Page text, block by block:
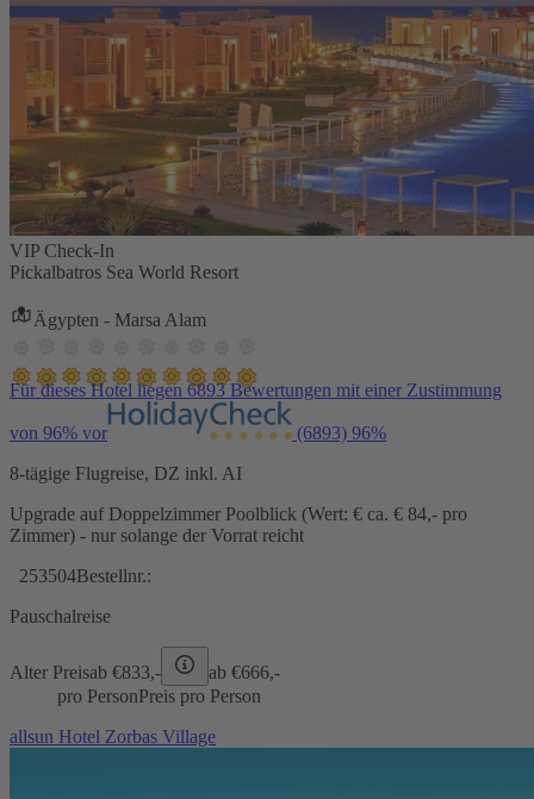
VIP Check-In
Pickalbatros Sea World Resort
Ägypten - Marsa Alam
Für dieses Hotel liegen 6893 Bewertungen mit einer Zustimmung
von 96% vor (6893) 96%
8-tägige Flugreise, DZ inkl. AI
Upgrade auf Doppelzimmer Poolblick (Wert: € ca. € 84,- pro
Zimmer) - nur solange der Vorrat reicht
253504Bestellnr.:
Pauschalreise
Alter Preisab €833,- ab €666,-
pro PersonPreis pro Person
allsun Hotel Zorbas Village